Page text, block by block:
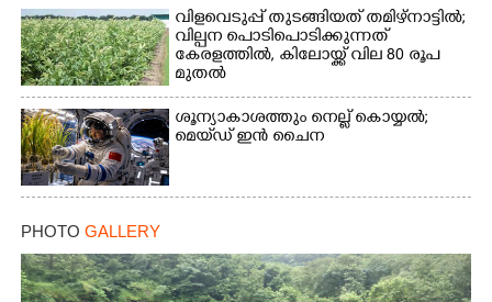
വിളവെടുപ്പ് തുടങ്ങിയത് തമിഴ്നാട്ടിൽ;
വില്പന പൊടിപൊടിക്കുന്നത്
കേരളത്തിൽ, കിലോയ്ക്ക് വില 80 രൂപ
മുതൽ
ശൂന്യാകാശത്തും നെല്ല് കൊയ്യൽ;
മെയ്‌ഡ് ഇൻ ചൈന
PHOTO GALLERY